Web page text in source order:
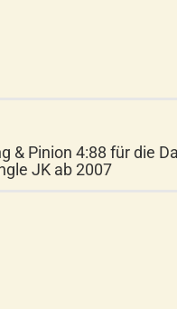
& Pinion 4:88 für die
JK ab 2007